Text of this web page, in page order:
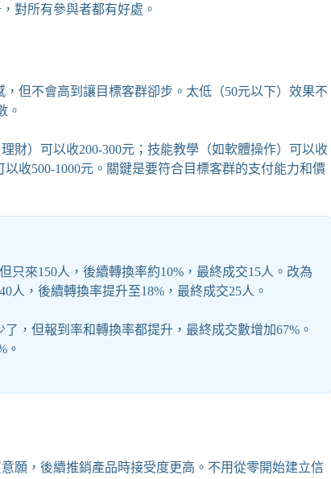
對所有參與者都有好處。
但不會高到讓目標客群卻步。太低（50元以下）效果不
。
財）可以收200-300元；技能教學（如軟體操作）可以收
收500-1000元。關鍵是要符合目標客群的支付能力和價
只來150人，後續轉換率約10%，最終成交15人。改為
人，後續轉換率提升至18%，最終成交25人。
，但報到率和轉換率都提升，最終成交數增加67%。
。
願，後續推銷產品時接受度更高。不用從零開始建立信